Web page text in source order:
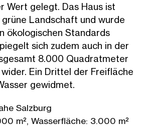
Wert gelegt. Das Haus ist
Landschaft und wurde
ökologischen Standards
sich zudem auch in der
8.000 Quadratmeter
Ein Drittel der Freifläche
gewidmet.
Salzburg
m², Wasserfläche: 3.000 m²